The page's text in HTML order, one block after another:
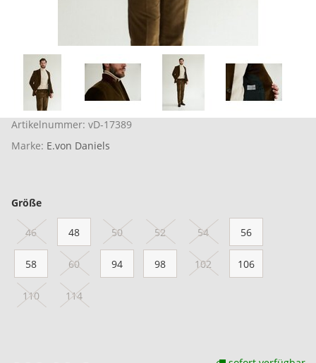
Artikelnummer: vD-17389
Marke: E.von Daniels
Größe
46 48 50 52 54 56
58 60 94 98 102 106
110 114